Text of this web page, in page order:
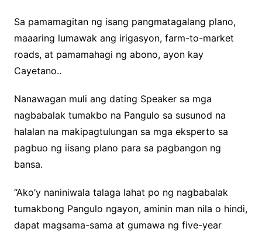
Sa pamamagitan ng isang pangmatagalang plano,
maaaring lumawak ang irigasyon, farm-to-market
roads, at pamamahagi ng abono, ayon kay
Cayetano..
Nanawagan muli ang dating Speaker sa mga
nagbabalak tumakbo na Pangulo sa susunod na
halalan na makipagtulungan sa mga eksperto sa
pagbuo ng iisang plano para sa pagbangon ng
bansa.
“Ako’y naniniwala talaga lahat po ng nagbabalak
tumakbong Pangulo ngayon, aminin man nila o hindi,
dapat magsama-sama at gumawa ng five-year